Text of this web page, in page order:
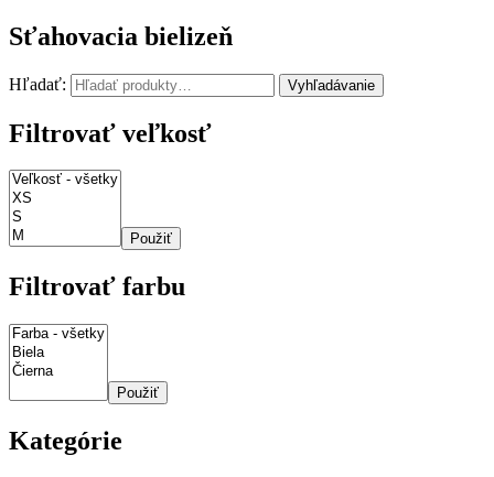
Sťahovacia bielizeň
Hľadať: Vyhľadávanie
Filtrovať veľkosť
Použiť
Filtrovať farbu
Použiť
Kategórie